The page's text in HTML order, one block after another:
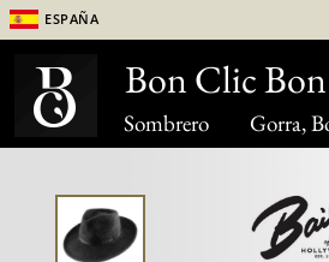
Sombrero Gorra,
España
Bon Clic